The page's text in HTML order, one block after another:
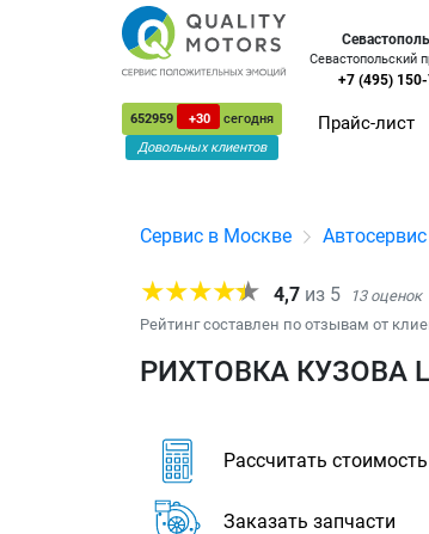
652959 +30
сегодня
Довольных клиентов
Севастопольский
+7 (495)
Прайс-лист
Сервис в Москве
4,7 из 5 13оценок
Рейтинг составлен по отзывам от
РИХТОВКА КУЗОВА
Рассчитать
Заказать запчасти